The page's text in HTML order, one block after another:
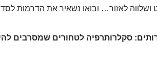
לאזור… ובואו נשאיר את הדרמות
סקלרותרפיה לטחורים שמסרבים